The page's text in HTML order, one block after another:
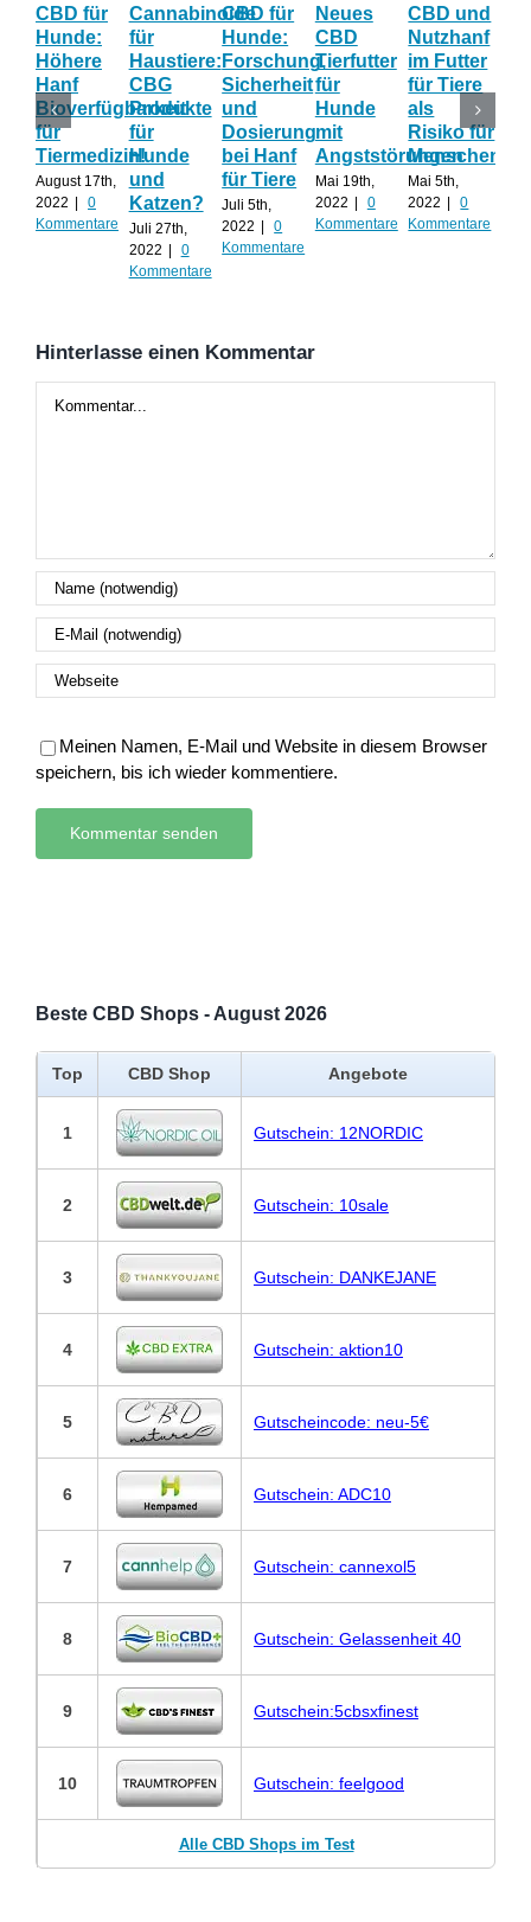
CBD für
Hunde:
Höhere
Hanf
Bioverfügbarkeit
für
Tiermedizin!
August 17th,
2022
0
Kommentare
Cannabinoide
für
Haustiere:
CBG
Produkte
für
Hunde
und
Katzen?
Juli 27th,
2022
0
Kommentare
CBD für
Hunde:
Forschung,
Sicherheit
und
Dosierung
bei Hanf
für Tiere
Juli 5th,
2022
0
Kommentare
Neues
CBD
Tierfutter
für
Hunde
mit
Angststörungen
Mai 19th,
2022
0
Kommentare
CBD und
Nutzhanf
im Futter
für Tiere
als
Risiko für
Menschen?
Mai 5th,
2022
0
Kommentare
Hinterlasse einen Kommentar
Meinen Namen, E-Mail und Website in diesem Browser
speichern, bis ich wieder kommentiere.
Beste CBD Shops - August 2026
Top CBD Shop Angebote
1 Gutschein: 12NORDIC
2 Gutschein: 10sale
3 Gutschein: DANKEJANE
4 Gutschein: aktion10
5 Gutscheincode: neu-5€
6 Gutschein: ADC10
7 Gutschein: cannexol5
8 Gutschein: Gelassenheit 40
9 Gutschein:5cbsxfinest
10 Gutschein: feelgood
Alle CBD Shops im Test